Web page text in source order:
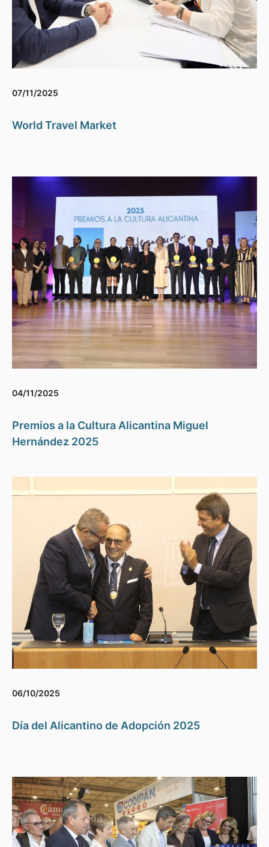
07/11/2025
World Travel Market
04/11/2025
Premios a la Cultura Alicantina Miguel
Hernández 2025
06/10/2025
Día del Alicantino de Adopción 2025